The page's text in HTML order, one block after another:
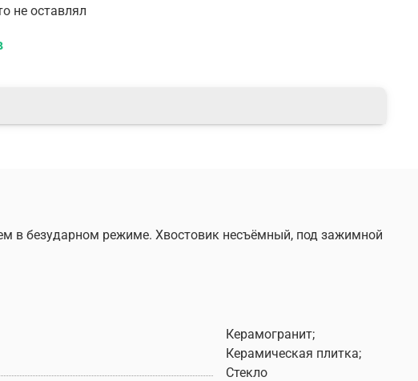
не оставлял
в безударном режиме. Хвостовик несъёмный, под зажимной
Керамогранит;
Керамическая плитка;
Стекло